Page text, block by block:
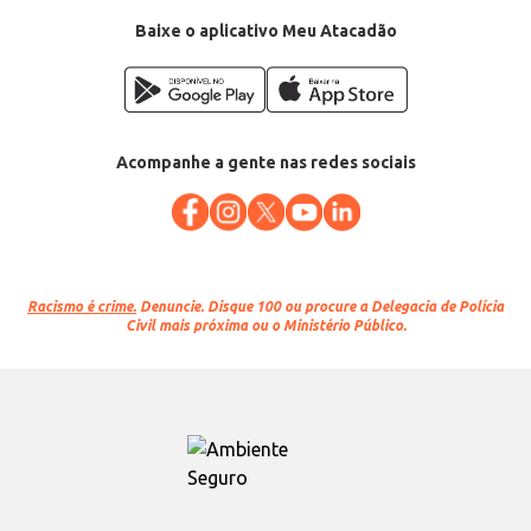
Baixe o aplicativo Meu Atacadão
Acompanhe a gente nas redes sociais
Racismo é crime. Denuncie. Disque 100 ou procure a Delegacia de Polícia
Civil mais próxima ou o Ministério Público.